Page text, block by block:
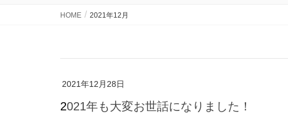
HOME 2021年12月
2021年12月28日
2021年も大変お世話になりました！